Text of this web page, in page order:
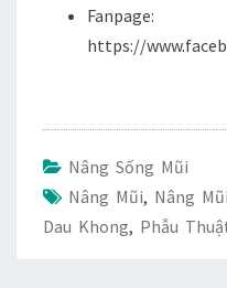
Fanpage:
https://
Nâng Sống Mũi
Nâng Mũi, Nâng
Dau Khong, Phẫu